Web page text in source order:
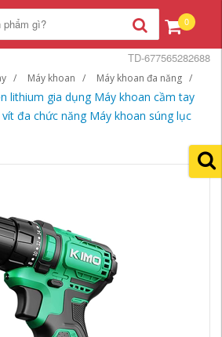
0
Máy khoan Máy khoan đa năng
lithium gia dụng Máy khoan cầm tay
đa chức năng Máy khoan súng lục
TD-677565282688